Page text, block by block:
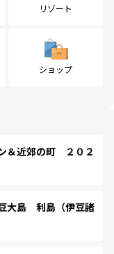
リゾート
ショップ
＆近郊の町 ２０２
島 利島（伊豆諸